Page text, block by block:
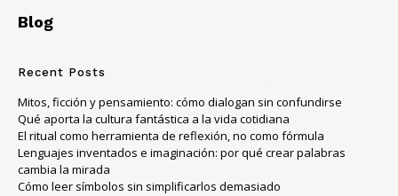
Blog
Recent Posts
Mitos, ficción y pensamiento: cómo dialogan sin confundirse
Qué aporta la cultura fantástica a la vida cotidiana
El ritual como herramienta de reflexión, no como fórmula
Lenguajes inventados e imaginación: por qué crear palabras
cambia la mirada
Cómo leer símbolos sin simplificarlos demasiado